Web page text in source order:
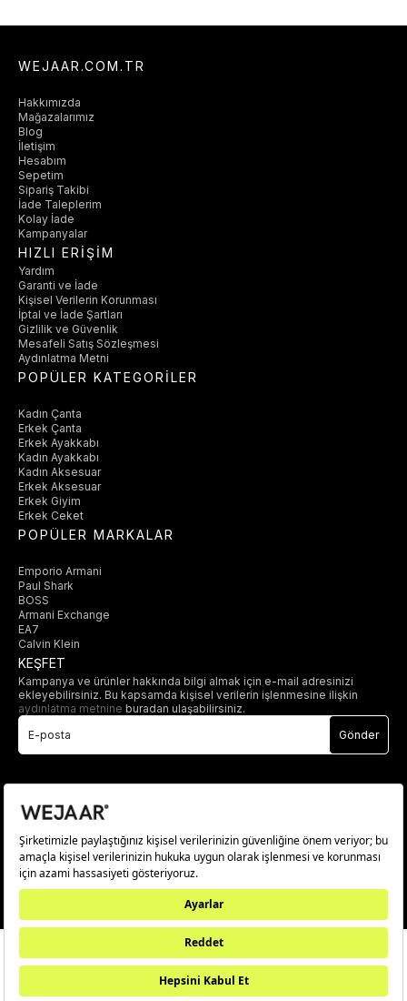
WEJAAR.COM.TR
Hakkımızda
Mağazalarımız
Blog
İletişim
Hesabım
Sepetim
Sipariş Takibi
İade Taleplerim
Kolay İade
Kampanyalar
HIZLI ERİŞİM
Yardım
Garanti ve İade
Kişisel Verilerin Korunması
İptal ve İade Şartları
Gizlilik ve Güvenlik
Mesafeli Satış Sözleşmesi
Aydınlatma Metni
POPÜLER KATEGORİLER
Kadın Çanta
Erkek Çanta
Erkek Ayakkabı
Kadın Ayakkabı
Kadın Aksesuar
Erkek Aksesuar
Erkek Giyim
Erkek Ceket
POPÜLER MARKALAR
Emporio Armani
Paul Shark
BOSS
Armani Exchange
EA7
Calvin Klein
KEŞFET
Kampanya ve ürünler hakkında bilgi almak için e-mail adresinizi
ekleyebilirsiniz. Bu kapsamda kişisel verilerin işlenmesine ilişkin
aydınlatma metnine buradan ulaşabilirsiniz.
Gönder
© 2025 wejaar.com.tr. tüm hakları saklıdır.